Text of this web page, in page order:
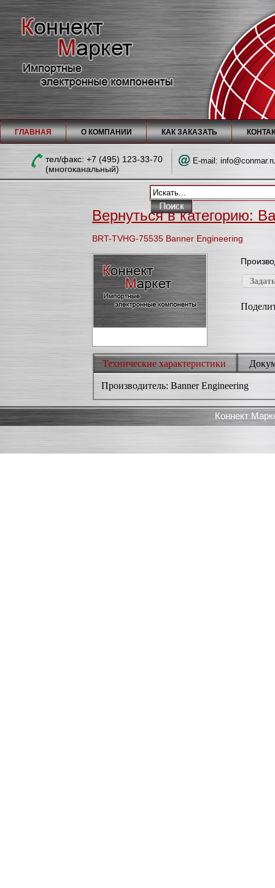
ГЛАВНАЯ О КОМПАНИИ КАК ЗАКАЗАТЬ
тел/факc: +7 (495) 123-33-70
(многоканальный)
E-mail:
Вернуться в категорию:
BRT-TVHG-75535 Banner Engineering
Технические характеристики
Производитель: Banner Engineering
Коннект